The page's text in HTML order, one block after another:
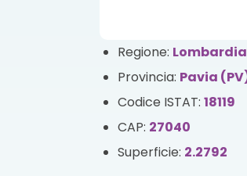
Regione: Lombardia
Provincia: Pavia
Codice ISTAT:18119
CAP: 27040
Superficie: 2.2792